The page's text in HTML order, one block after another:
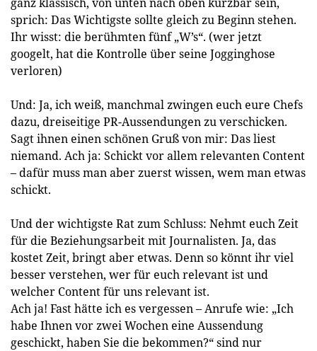
sprich: Das Wichtigste sollte gleich zu Beginn stehen.
Ihr wisst: die berühmten fünf „W’s“. (wer jetzt
googelt, hat die Kontrolle über seine Jogginghose
verloren)
Und: Ja, ich weiß, manchmal zwingen euch eure Chefs
dazu, dreiseitige PR-Aussendungen zu verschicken.
Sagt ihnen einen schönen Gruß von mir: Das liest
niemand. Ach ja: Schickt vor allem relevanten Content
– dafür muss man aber zuerst wissen, wem man etwas
schickt.
Und der wichtigste Rat zum Schluss: Nehmt euch Zeit
für die Beziehungsarbeit mit Journalisten. Ja, das
kostet Zeit, bringt aber etwas. Denn so könnt ihr viel
besser verstehen, wer für euch relevant ist und
welcher Content für uns relevant ist.
Ach ja! Fast hätte ich es vergessen – Anrufe wie: „Ich
habe Ihnen vor zwei Wochen eine Aussendung
geschickt, haben Sie die bekommen?“ sind nur